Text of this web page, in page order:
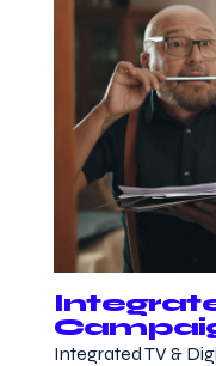
Integrated TV &